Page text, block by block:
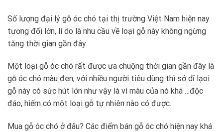
Số lượng đại lý gỗ óc chó tại thị trường Việt Nam hiện nay
tương đối lớn, lí do là nhu cầu về loại gỗ này không ngừng
tăng thời gian gần đây.
Một loại gỗ óc chó rất được ưa chuộng thời gian gần đây là
gỗ óc chó màu đen, với nhiều người tiêu dùng thì sở dĩ lạoi
gỗ này có sức hút lớn như vậy là vì màu của nó khá …độc
đáo, hiếm có một loại gỗ tự nhiên nào có được.
Mua gỗ óc chó ở đâu? Các điểm bán gỗ óc chó hiện nay khá